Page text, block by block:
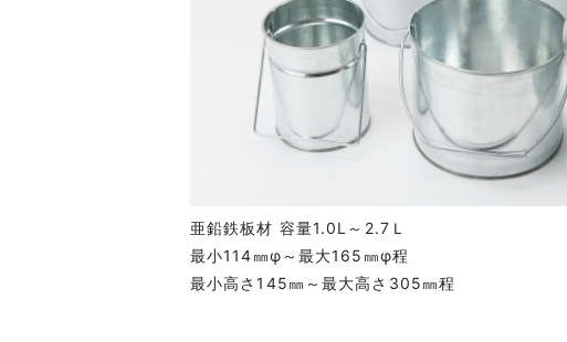
亜鉛鉄板材 容量1.0L～2.7Ｌ
最小114㎜φ～最大165㎜φ程
最小高さ145㎜～最大高さ305㎜程